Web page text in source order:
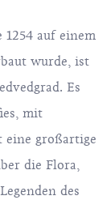
auf einem
wurde, ist
Es
mit
eine großartige
die Flora,
des